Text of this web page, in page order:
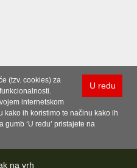
U redu
(tzv. cookies) za
internetskom
kako ih koristimo te načinu kako ih
‘U redu’ pristajete na
na vrh